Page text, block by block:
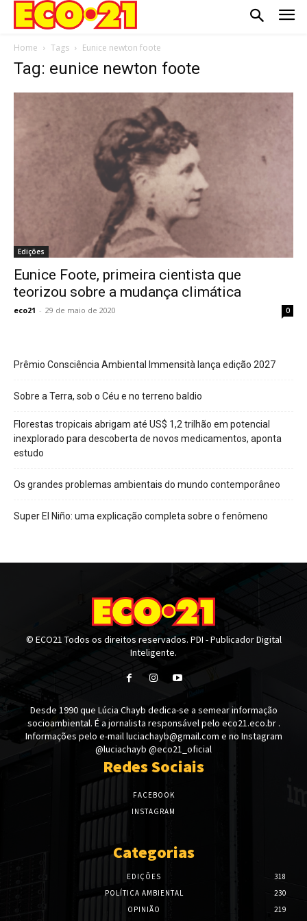
Home Tags Eunice newton foote
Tag: eunice newton foote
Edições
Eunice Foote, primeira cientista que
teorizou sobre a mudança climática
eco21 - 29 de maio de 2020 0
Prêmio Consciência Ambiental Immensità lança edição 2027
Sobre a Terra, sob o Céu e no terreno baldio
Florestas tropicais abrigam até US$ 1,2 trilhão em potencial
inexplorado para descoberta de novos medicamentos, aponta
estudo
Os grandes problemas ambientais do mundo contemporâneo
Super El Niño: uma explicação completa sobre o fenômeno
© ECO21 Todos os direitos reservados. PDI - Publicador Digital
Inteligente.
Desde 1990 que Lúcia Chayb dedica-se a semear informação
socioambiental. É a jornalista responsável pelo eco21.eco.br .
Informações pelo e-mail luciachayb@gmail.com e no Instagram
@luciachayb @eco21_oficial
Redes Sociais
FACEBOOK
INSTAGRAM
Categorias
EDIÇÕES
318
POLÍTICA AMBIENTAL
230
OPINIÃO
219